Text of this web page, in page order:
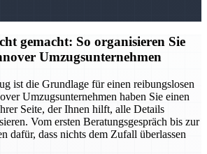
gemacht: So organisieren Sie
Umzugsunternehmen
ist die Grundlage für einen reibungslosen
Umzugsunternehmen haben Sie einen
Seite, der Ihnen hilft, alle Details
Vom ersten Beratungsgespräch bis zur
dafür, dass nichts dem Zufall überlassen